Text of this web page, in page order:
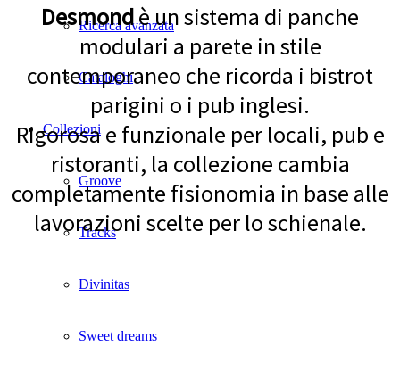
Ricerca avanzata
Cataloghi
Collezioni
Groove
Tracks
Divinitas
Sweet dreams
Desmondè un sistema di panche
modulari a parete in stile
contemporaneo che ricorda i bistrot
parigini o i pub inglesi.
Rigorosa e funzionale per locali, pub e
ristoranti, la collezione cambia
completamente fisionomia in base alle
lavorazioni scelte per lo schienale.